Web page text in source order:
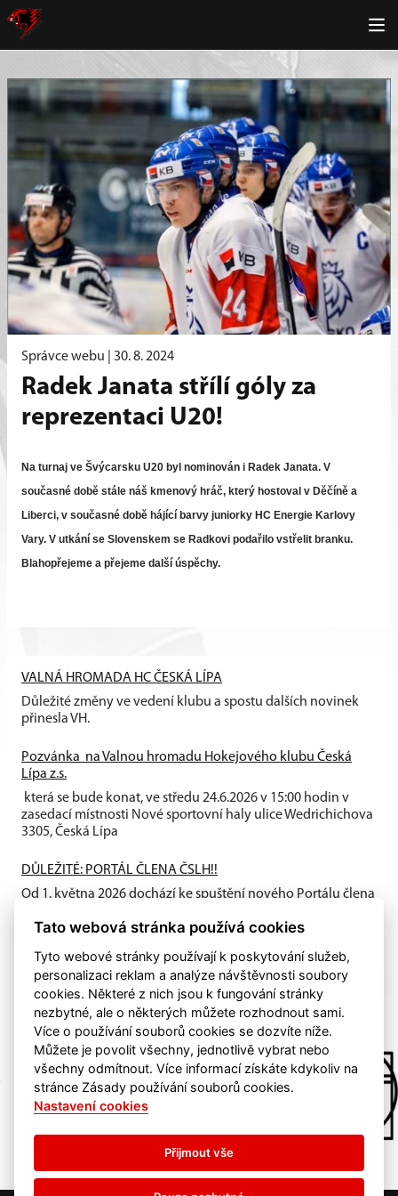
Správce webu | 30. 8. 2024
Radek Janata střílí góly za
reprezentaci U20!
Na turnaj ve Švýcarsku U20 byl nominován i Radek Janata. V
současné době stále náš kmenový hráč, který hostoval v Děčíně a
Liberci, v současné době hájící barvy juniorky HC Energie Karlovy
Vary. V utkání se Slovenskem se Radkovi podařilo vstřelit branku.
Blahopřejeme a přejeme další úspěchy.
VALNÁ HROMADA HC ČESKÁ LÍPA
Důležité změny ve vedení klubu a spostu dalších novinek
přinesla VH.
Pozvánka na Valnou hromadu Hokejového klubu Česká
Lípa z.s.
která se bude konat, ve středu 24.6.2026 v 15:00 hodin v
zasedací místnosti Nové sportovní haly ulice Wedrichichova
3305, Česká Lípa
DŮLEŽITÉ: PORTÁL ČLENA ČSLH!!
Od 1. května 2026 dochází ke spuštění nového Portálu člena
osob...
Tato webová stránka používá cookies
Tyto webové stránky používají k poskytování služeb,
personalizaci reklam a analýze návštěvnosti soubory
cookies. Některé z nich jsou k fungování stránky
nezbytné, ale o některých můžete rozhodnout sami.
Více o používání souborů cookies se dozvíte níže.
Můžete je povolit všechny, jednotlivě vybrat nebo
všechny odmítnout. Více informací získáte kdykoliv na
stránce Zásady používání souborů cookies.
Nastavení cookies
Přijmout vše